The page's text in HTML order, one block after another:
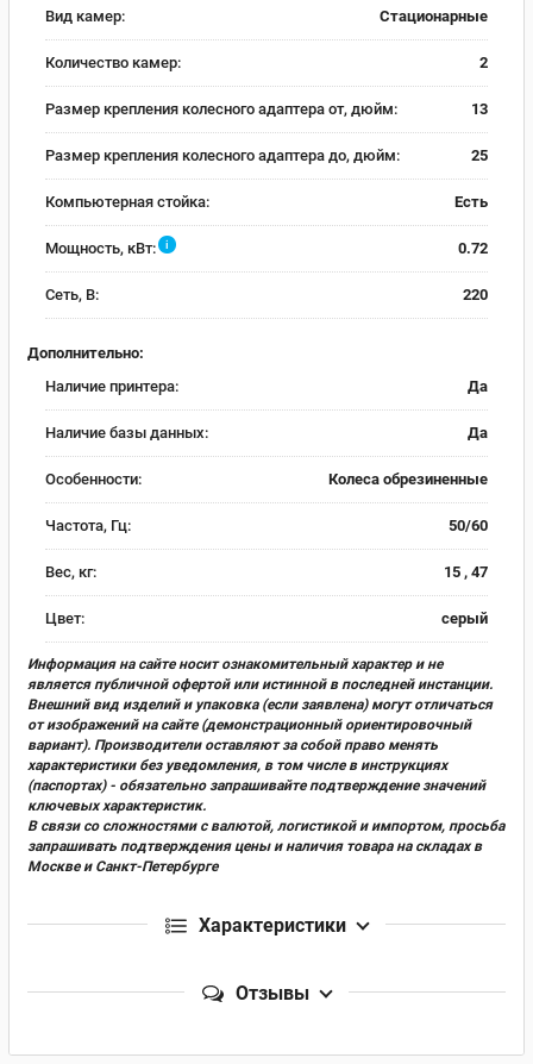
Вид камер: Стационарные
Количество камер: 2
Размер крепления колесного адаптера от, дюйм: 13
Размер крепления колесного адаптера до, дюйм: 25
Компьютерная стойка: Есть
Мощность, кВт: i 0.72
Сеть, В: 220
Дополнительно:
Наличие принтера:
Да
Наличие базы данных: Да
Особенности: Колеса обрезиненные
Частота, Гц: 50/60
Вес, кг: 15 , 47
Цвет: серый
Информация на сайте носит ознакомительный характер и не
является публичной офертой или истинной в последней инстанции.
Внешний вид изделий и упаковка (если заявлена) могут отличаться
от изображений на сайте (демонстрационный ориентировочный
вариант). Производители оставляют за собой право менять
характеристики без уведомления, в том числе в инструкциях
(паспортах) - обязательно запрашивайте подтверждение значений
ключевых характеристик.
В связи со сложностями с валютой, логистикой и импортом, просьба
запрашивать подтверждения цены и наличия товара на складах в
Москве и Санкт-Петербурге
Характеристики
Отзывы